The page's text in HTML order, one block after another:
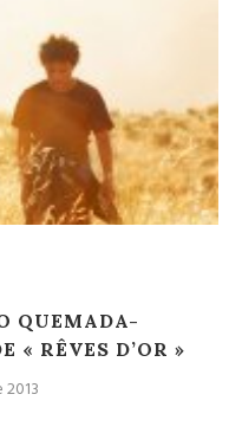
QUEMADA-
« RÊVES D’OR »